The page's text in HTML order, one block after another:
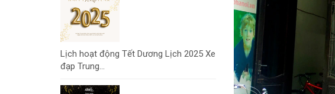
Lịch hoạt động Tết Dương Lịch 2025 Xe
đạp Trung...